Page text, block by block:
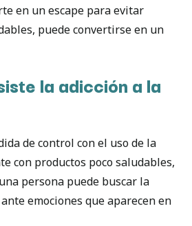
en un escape para evitar
puede convertirse en un
la adicción a la
de control con el uso de la
con productos poco saludables,
persona puede buscar la
emociones que aparecen en